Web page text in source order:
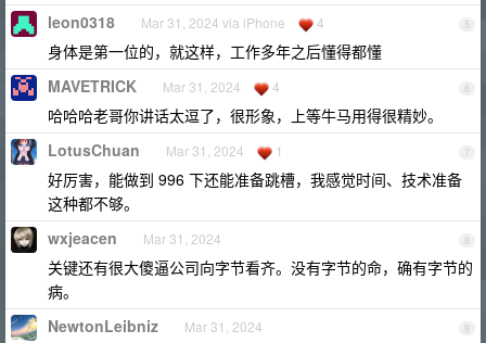
5
leon0318 Mar 31, 2024 via iPhone 4
身体是第一位的，就这样，工作多年之后懂得都懂
6
MAVETRICK Mar 31, 2024 4
哈哈哈老哥你讲话太逗了，很形象，上等牛马用得很精妙。
7
LotusChuan Mar 31, 2024 1
好厉害，能做到 996 下还能准备跳槽，我感觉时间、技术准备
这种都不够。
8
wxjeacen Mar 31, 2024
关键还有很大傻逼公司向字节看齐。没有字节的命，确有字节的
病。
9
NewtonLeibniz Mar 31, 2024